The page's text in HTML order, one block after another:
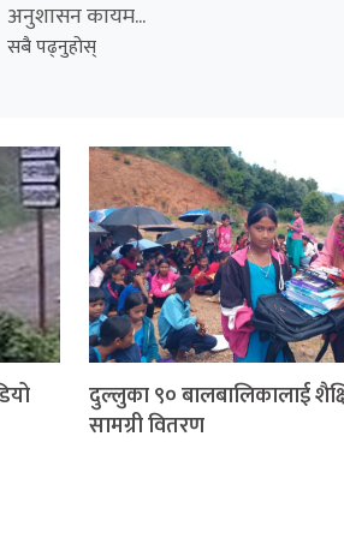
अनुशासन कायम...
सबै पढ्नुहोस्
दुल्लुका ९० बालबालिकालाई
सामग्री वितरण